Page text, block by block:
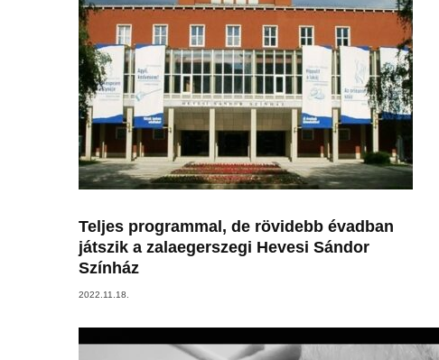
Teljes programmal, de rövidebb évadban
játszik a zalaegerszegi Hevesi Sándor
Színház
2022.11.18.